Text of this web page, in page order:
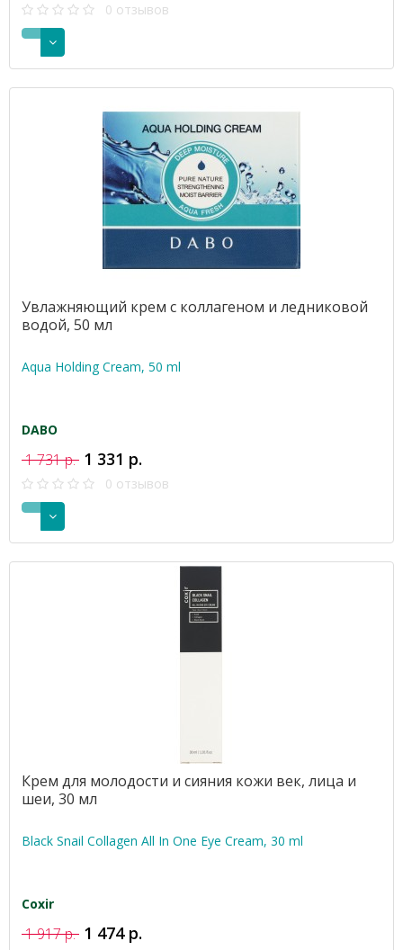
0 отзывов
Увлажняющий крем с коллагеном и ледниковой
водой, 50 мл
Aqua Holding Cream, 50 ml
DABO
1 731 р. 1 331 р.
0 отзывов
Крем для молодости и сияния кожи век, лица и
шеи, 30 мл
Black Snail Collagen All In One Eye Cream, 30 ml
Coxir
1 917 р. 1 474 р.